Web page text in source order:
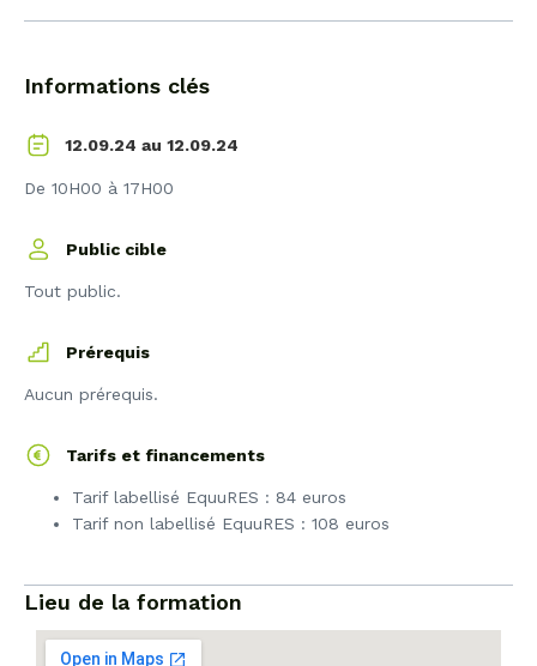
Informations clés
12.09.24 au 12.09.24
De 10H00 à 17H00
Public cible
Tout public.
Prérequis
Aucun prérequis.
Tarifs et financements
Tarif labellisé EquuRES : 84 euros
Tarif non labellisé EquuRES : 108 euros
Lieu de la formation